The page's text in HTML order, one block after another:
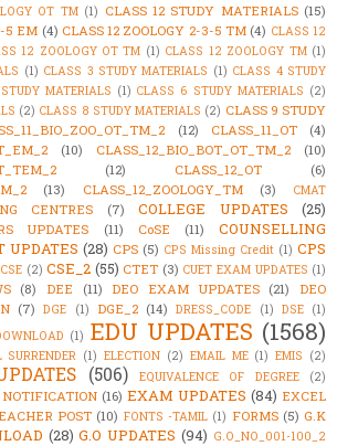
OT TM (1) CLASS 12 STUDY MATERIALS (15)
5 EM (4) CLASS 12 ZOOLOGY 2-3-5 TM (4) CLASS 12
12 ZOOLOGY OT TM (1) CLASS 12 ZOOLOGY TM (1)
(1) CLASS 3 STUDY MATERIALS (1) CLASS 4 STUDY
MATERIALS (1) CLASS 6 STUDY MATERIALS (2)
(2) CLASS 8 STUDY MATERIALS (2) CLASS 9 STUDY
(12) CLASS_11_OT
(4)
(10) CLASS_12_BIO_BOT_OT_TM_2
(10)
(12) CLASS_12_OT
(6)
(13) CLASS_12_ZOOLOGY_TM (3)
CMAT
CENTRES (7) COLLEGE UPDATES (25)
UPDATES (11) CoSE (11)
COUNSELLING
UPDATES (28) CPS (5) CPS Missing Credit (1) CPS
CSE (2) CSE_2 (55) CTET (3) CUET EXAM UPDATES (1)
(8) DEE (11) DEO EXAM UPDATES (21)
DEO
(7) DGE (1) DGE_2 (14) DRESS_CODE (1) DSE (1)
(1) EDU UPDATES (1568)
SURRENDER (1) ELECTION (2) EMAIL ME (1) EMIS (2)
(506) EQUIVALENCE OF DEGREE (2)
(16) EXAM UPDATES (84) EXCEL
POST (10) FONTS -TAMIL (1) FORMS (5) G.K
(28) G.O UPDATES (94) G.O_NO_001-100_2